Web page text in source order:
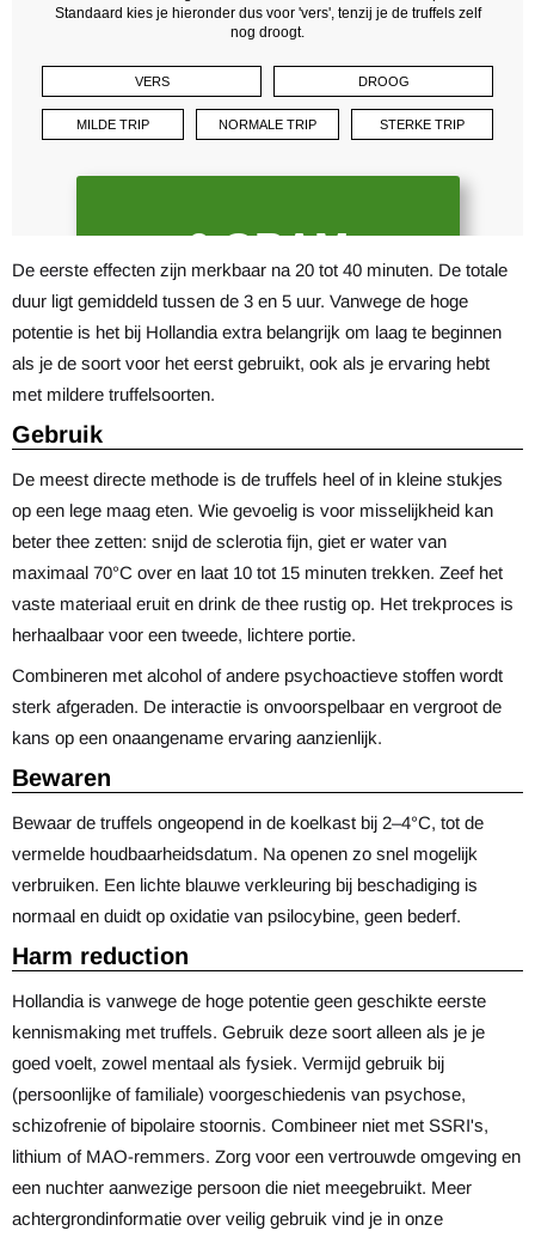
De eerste effecten zijn merkbaar na 20 tot 40 minuten. De totale
duur ligt gemiddeld tussen de 3 en 5 uur. Vanwege de hoge
potentie is het bij Hollandia extra belangrijk om laag te beginnen
als je de soort voor het eerst gebruikt, ook als je ervaring hebt
met mildere truffelsoorten.
Gebruik
De meest directe methode is de truffels heel of in kleine stukjes
op een lege maag eten. Wie gevoelig is voor misselijkheid kan
beter thee zetten: snijd de sclerotia fijn, giet er water van
maximaal 70°C over en laat 10 tot 15 minuten trekken. Zeef het
vaste materiaal eruit en drink de thee rustig op. Het trekproces is
herhaalbaar voor een tweede, lichtere portie.
Combineren met alcohol of andere psychoactieve stoffen wordt
sterk afgeraden. De interactie is onvoorspelbaar en vergroot de
kans op een onaangename ervaring aanzienlijk.
Bewaren
Bewaar de truffels ongeopend in de koelkast bij 2–4°C, tot de
vermelde houdbaarheidsdatum. Na openen zo snel mogelijk
verbruiken. Een lichte blauwe verkleuring bij beschadiging is
normaal en duidt op oxidatie van psilocybine, geen bederf.
Harm reduction
Hollandia is vanwege de hoge potentie geen geschikte eerste
kennismaking met truffels. Gebruik deze soort alleen als je je
goed voelt, zowel mentaal als fysiek. Vermijd gebruik bij
(persoonlijke of familiale) voorgeschiedenis van psychose,
schizofrenie of bipolaire stoornis. Combineer niet met SSRI's,
lithium of MAO-remmers. Zorg voor een vertrouwde omgeving en
een nuchter aanwezige persoon die niet meegebruikt. Meer
achtergrondinformatie over veilig gebruik vind je in onze